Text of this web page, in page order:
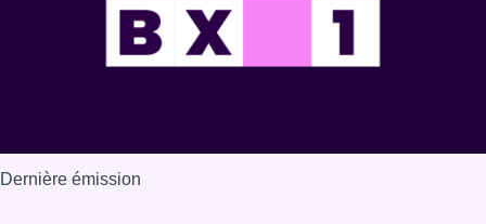
Dernière émission